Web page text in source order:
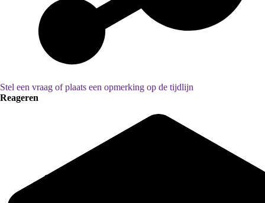
Stel een vraag of plaats een opmerking op de tijdlijn
Reageren